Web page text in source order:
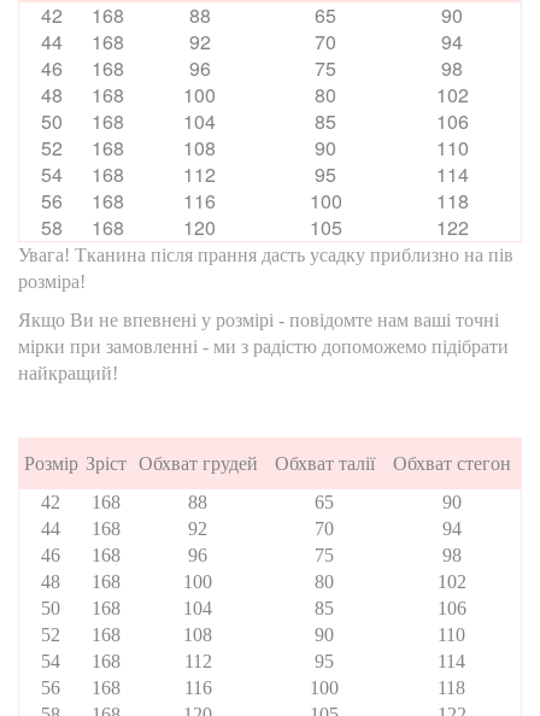
42
168 88 65
90
44
168 92 70
94
46
168 96 75
98
48
168 100 80
102
50
168 104 85
106
52
168 108 90
110
54
168 112 95
114
56
168 116 100
118
58
168 120 105 122
Увага! Тканина після прання дасть усадку приблизно на пів
розміра!
Якщо Ви не впевнені у розмірі - повідомте нам ваші точні
мірки при замовленні - ми з радістю допоможемо підібрати
найкращий!
Розмір Зріст Обхват грудей Обхват талії
Обхват стегон
42
168 88 65
90
44
168 92 70
94
46
168 96 75
98
48
168 100 80
102
50
168 104 85
106
52
168 108 90
110
54
168 112 95
114
56
168 116 100
118